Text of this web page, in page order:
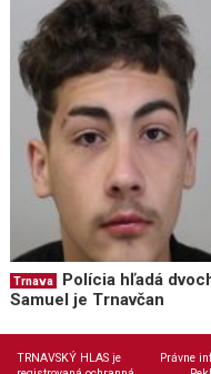
Trnava
Polícia hľadá
Samuel je Trnavčan
TRNAVSKÝ HLAS je
Právne